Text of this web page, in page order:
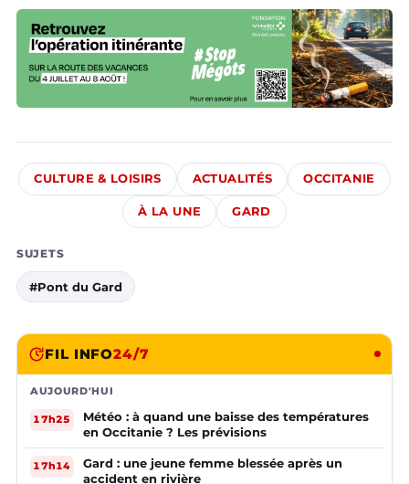
CULTURE & LOISIRS ACTUALITÉS OCCITANIE
À LA UNE GARD
SUJETS
#Pont du Gard
FIL INFO24/7
AUJOURD'HUI
17h25
Météo : à quand une baisse des températures
en Occitanie ? Les prévisions
17h14
Gard : une jeune femme blessée après un
accident en rivière